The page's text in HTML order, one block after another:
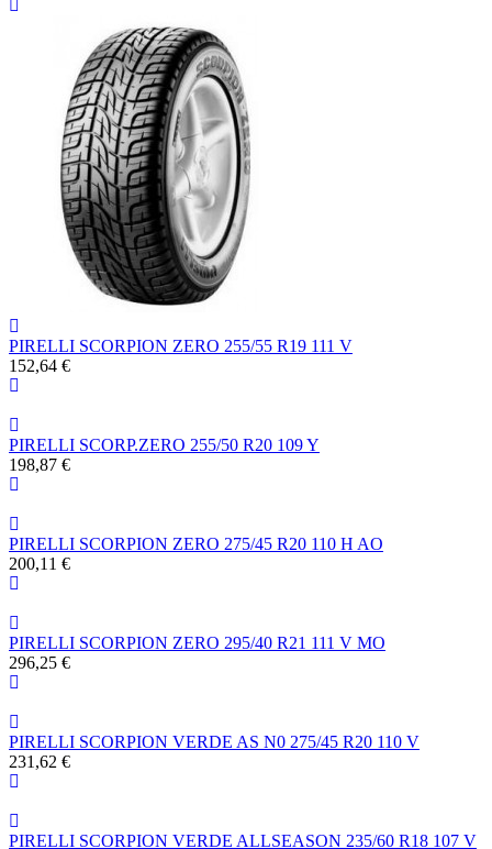
PIRELLI SCORPION ZERO 255/55 R19 111 V
152,64 €
PIRELLI SCORP.ZERO 255/50 R20 109 Y
198,87 €
PIRELLI SCORPION ZERO 275/45 R20 110 H AO
200,11 €
PIRELLI SCORPION ZERO 295/40 R21 111 V MO
296,25 €
PIRELLI SCORPION VERDE AS N0 275/45 R20 110 V
231,62 €
PIRELLI SCORPION VERDE ALLSEASON 235/60 R18 107 V